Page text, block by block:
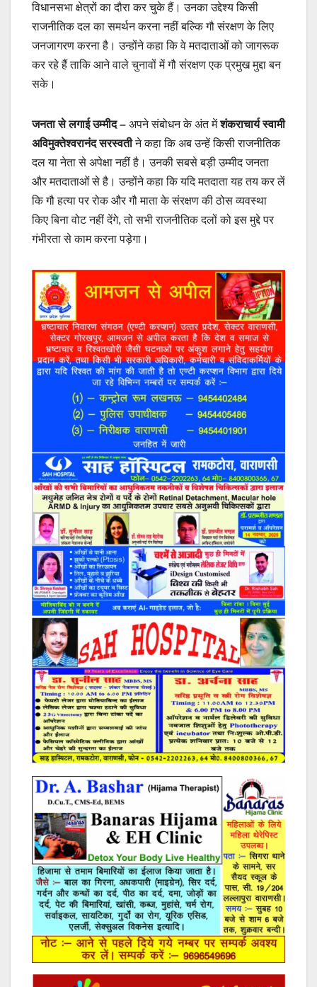
विधानसभा क्षेत्रों का दौरा कर चुके हैं। उनका उद्देश्य किसी
राजनीतिक दल का समर्थन करना नहीं बल्कि गौ संरक्षण के लिए
जनजागरण करना है। उन्होंने कहा कि वे मतदाताओं को जागरूक
कर रहे हैं ताकि आने वाले चुनावों में गौ संरक्षण एक प्रमुख मुद्दा बन
सके।
जनता से लगाई उम्मीद – अपने संबोधन के अंत मेंशंकराचार्य स्वामी
अविमुक्तेश्वरानंद सरस्वतीने कहा कि अब उन्हें किसी राजनीतिक
दल या नेता से अपेक्षा नहीं है। उनकी सबसे बड़ी उम्मीद जनता
और मतदाताओं से है। उन्होंने कहा कि यदि मतदाता यह तय कर लें
कि गौ हत्या पर रोक और गौ माता के संरक्षण की ठोस व्यवस्था
किए बिना वोट नहीं देंगे, तो सभी राजनीतिक दलों को इस मुद्दे पर
गंभीरता से काम करना पड़ेगा।